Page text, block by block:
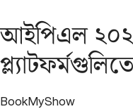
আইপিএল
BookMyShow